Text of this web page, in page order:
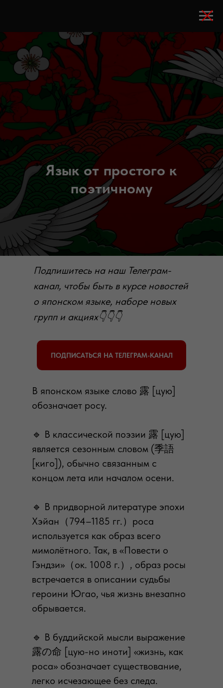
Язык от простого к
поэтичному
Подпишитесь на наш Телеграм-
канал, чтобы быть в курсе новостей
о японском языке, наборе новых
групп и акциях👇👇👇
ПОДПИСАТЬСЯ НА ТЕЛЕГРАМ-КАНАЛ
В японском языке слово 露 [цую]
обозначает росу.
🔹 В классической поэзии 露 [цую]
является сезонным словом (季語
[киго]), обычно связанным с
концом лета или началом осени.
🔹 В придворной литературе эпохи
Хэйан（794–1185 гг.）роса
используется как образ всего
мимолётного. Так, в «Повести о
Гэндзи»（ок. 1008 г.）, образ росы
встречается в описании судьбы
героини Югао, чья жизнь внезапно
обрывается.
🔹 В буддийской мысли выражение
露の命 [цую-но иноти] «жизнь, как
роса» обозначает существование,
легко исчезающее без следа.